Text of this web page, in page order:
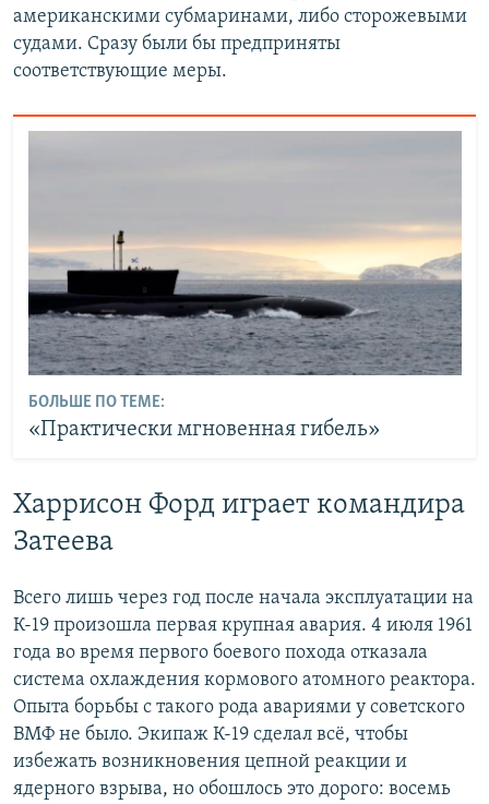
американскими субмаринами, либо сторожевыми
судами. Сразу были бы предприняты
соответствующие меры.
БОЛЬШЕ ПО ТЕМЕ:
«Практически мгновенная гибель»
Харрисон Форд играет командира
Затеева
Всего лишь через год после начала эксплуатации на
К-19 произошла первая крупная авария. 4 июля 1961
года во время первого боевого похода отказала
система охлаждения кормового атомного реактора.
Опыта борьбы с такого рода авариями у советского
ВМФ не было. Экипаж К-19 сделал всё, чтобы
избежать возникновения цепной реакции и
ядерного взрыва, но обошлось это дорого: восемь